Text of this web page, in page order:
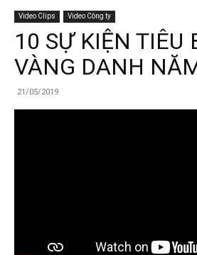
Video Clips Video Công ty
10 SỰ KIỆN TIÊU
VÀNG DANH
21/05/2019